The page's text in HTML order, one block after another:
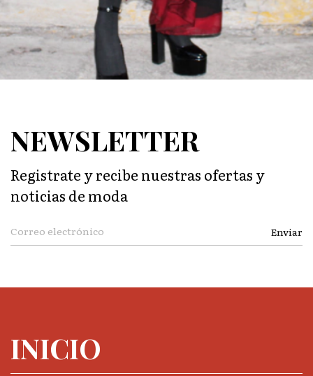
NEWSLETTER
Registrate y recibe nuestras ofertas y
noticias de moda
INICIO